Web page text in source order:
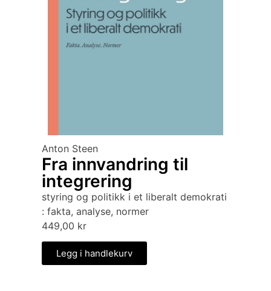
Anton Steen
Fra innvandring til
integrering
styring og politikk i et liberalt demokrati
: fakta, analyse, normer
449,00 kr
Legg i handlekurv